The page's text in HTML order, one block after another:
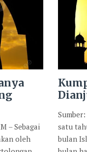
– Sebagai
oleh
satu
bulan